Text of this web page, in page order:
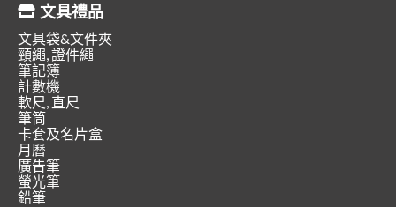
文具禮品
文具袋&文件夾
頸繩, 證件繩
筆記簿
計數機
軟尺, 直尺
筆筒
卡套及名片盒
月曆
廣告筆
螢光筆
鉛筆